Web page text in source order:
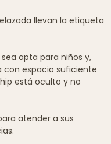
llevan la etiqueta
apta para niños y,
espacio suficiente
está oculto y no
atender a sus